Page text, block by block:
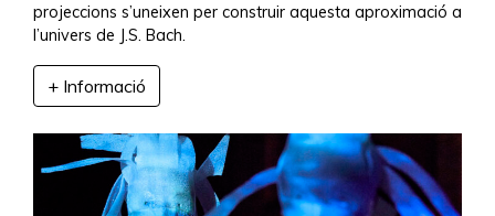
projeccions s’uneixen per construir aquesta aproximació a
l’univers de J.S. Bach.
+ Informació